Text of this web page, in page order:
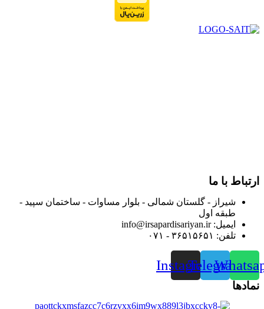
ارتباط با ما
شیراز - گلستان شمالی - بلوار مساوات - ساختمان سپید -
طبقه اول
ایمیل: info@irsapardisariyan.ir
تلفن: ۳۶۵۱۵۶۵۱ - ۰۷۱
Telegram
Instagram
نمادها